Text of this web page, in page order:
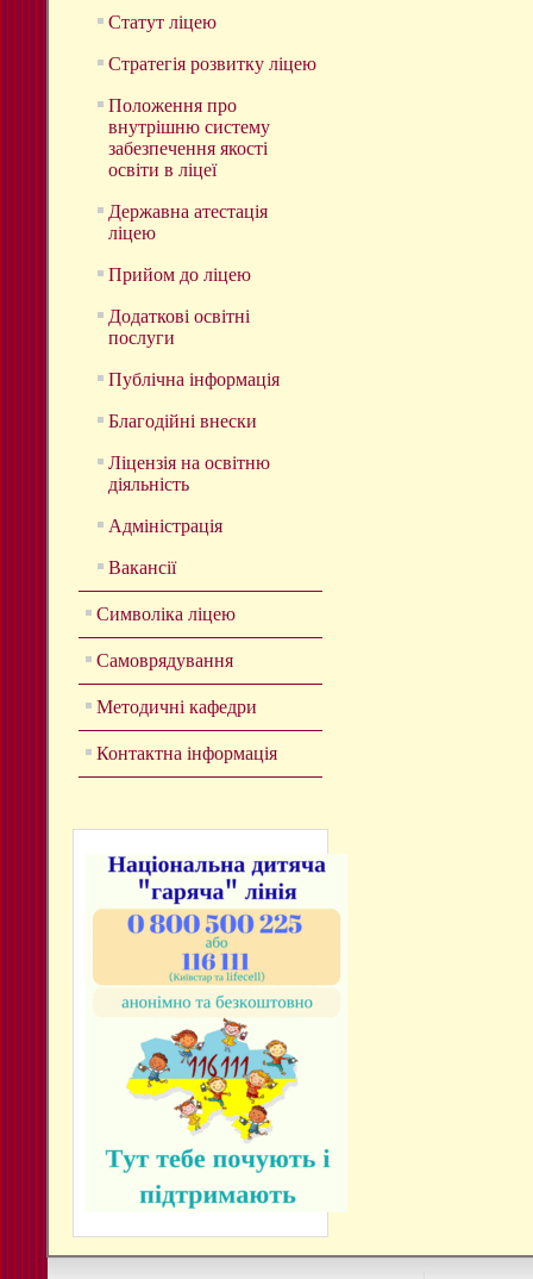
Статут ліцею
Стратегія розвитку ліцею
Положення про
внутрішню систему
забезпечення якості
освіти в ліцеї
Державна атестація
ліцею
Прийом до ліцею
Додаткові освітні
послуги
Публічна інформація
Благодійні внески
Ліцензія на освітню
діяльність
Адміністрація
Вакансії
Символіка ліцею
Самоврядування
Методичні кафедри
Контактна інформація